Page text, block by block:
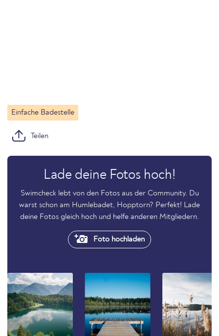
Einfache Badestelle
Teilen
Lade deine Fotos hoch!
Swimcheck lebt von den Fotos aus der Community. Du
warst schon am Humlebadet, Hopptorn? Perfekt! Lade
deine Fotos gleich hoch und helfe anderen Mitgliedern.
Foto hochladen